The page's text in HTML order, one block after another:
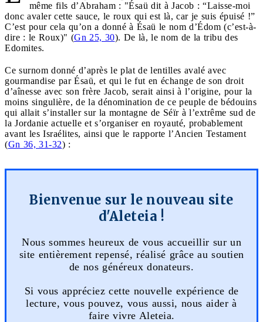
même fils d’Abraham : "Ésaü dit à Jacob : “Laisse-moi
donc avaler cette sauce, le roux qui est là, car je suis épuisé !”
C’est pour cela qu’on a donné à Ésaü le nom d’Édom (c’est-à-
dire : le Roux)" (Gn 25, 30). De là, le nom de la tribu des
Edomites.
Ce surnom donné d’après le plat de lentilles avalé avec
gourmandise par Ésaü, et qui le fut en échange de son droit
d’aînesse avec son frère Jacob, serait ainsi à l’origine, pour la
moins singulière, de la dénomination de ce peuple de bédouins
qui allait s’installer sur la montagne de Séïr à l’extrême sud de
la Jordanie actuelle et s’organiser en royauté, probablement
avant les Israélites, ainsi que le rapporte l’Ancien Testament
(Gn 36, 31-32) :
Bienvenue sur le nouveau site
d'Aleteia !
Nous sommes heureux de vous accueillir sur un
site entièrement repensé, réalisé grâce au soutien
de nos généreux donateurs.
Si vous appréciez cette nouvelle expérience de
lecture, vous pouvez, vous aussi, nous aider à
faire vivre Aleteia.